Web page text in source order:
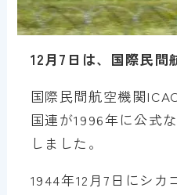
12月7日は、国際民間
国際民間航空機関
国連が1996年に公式
しました。
1944年12月7日にシカ